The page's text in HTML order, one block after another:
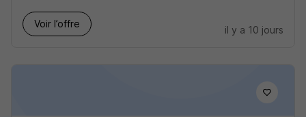
Voir l’offre
il y a 10 jours